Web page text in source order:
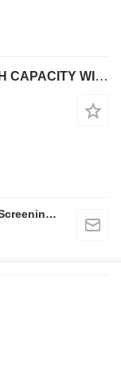
FABO FABO CEMENT SILOS IN EACH CAPACITY WITH BEST QUALITY
FABO Mobile & Stationary Crushing and Screening Plants | Concrete Batching Plants Manufacturer